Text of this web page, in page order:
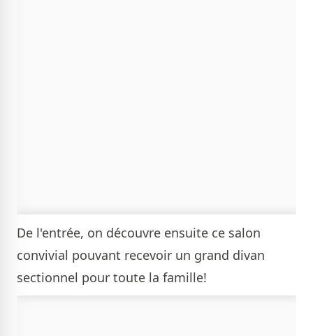
De l'entrée, on découvre ensuite ce salon
convivial pouvant recevoir un grand divan
sectionnel pour toute la famille!